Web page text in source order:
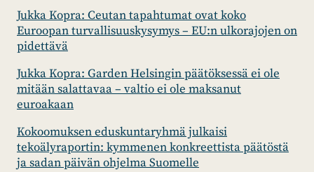
Jukka Kopra: Ceutan tapahtumat ovat koko
Euroopan turvallisuuskysymys – EU:n ulkorajojen on
pidettävä
Jukka Kopra: Garden Helsingin päätöksessä ei ole
mitään salattavaa – valtio ei ole maksanut
euroakaan
Kokoomuksen eduskuntaryhmä julkaisi
tekoälyraportin: kymmenen konkreettista päätöstä
ja sadan päivän ohjelma Suomelle